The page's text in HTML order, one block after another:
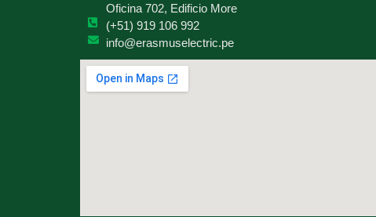
Oficina 702, Edificio More
(+51) 919 106 992
info@erasmuselectric.pe